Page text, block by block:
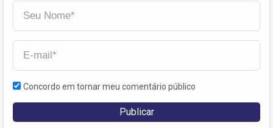
Concordo em tornar meu comentário público